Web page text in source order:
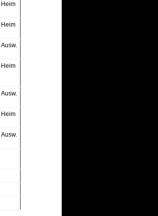
Heim
Heim
Ausw.
Heim
Ausw.
Heim
Ausw.